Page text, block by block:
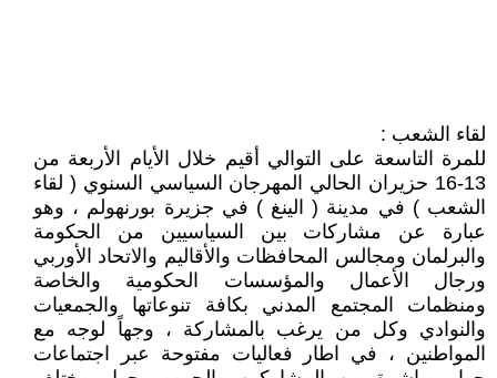
لقاء الشعب :
للمرة التاسعة على التوالي أقيم خلال الأيام الأربعة من
13-16 حزيران الحالي المهرجان السياسي السنوي ( لقاء
الشعب ) في مدينة ( الينغ ) في جزيرة بورنهولم ، وهو
عبارة عن مشاركات بين السياسيين من الحكومة
والبرلمان ومجالس المحافظات والأقاليم والاتحاد الأوربي
ورجال الأعمال والمؤسسات الحكومية والخاصة
ومنظمات المجتمع المدني بكافة تنوعاتها والجمعيات
والنوادي وكل من يرغب بالمشاركة ، وجهاً لوجه مع
المواطنين ، في اطار فعاليات مفتوحة عبر اجتماعات